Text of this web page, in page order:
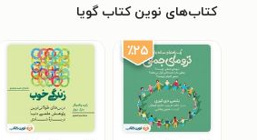
کتاب‌های نوین کتاب گویا
٪۲۵